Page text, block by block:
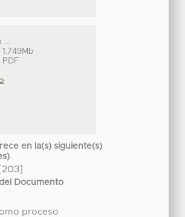
...
1.749Mb
PDF
en la(s) siguiente(s)
Documento
proceso